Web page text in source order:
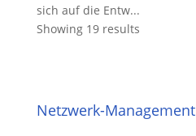
sich auf die Entw...
Showing 19 results
Netzwerk-Management